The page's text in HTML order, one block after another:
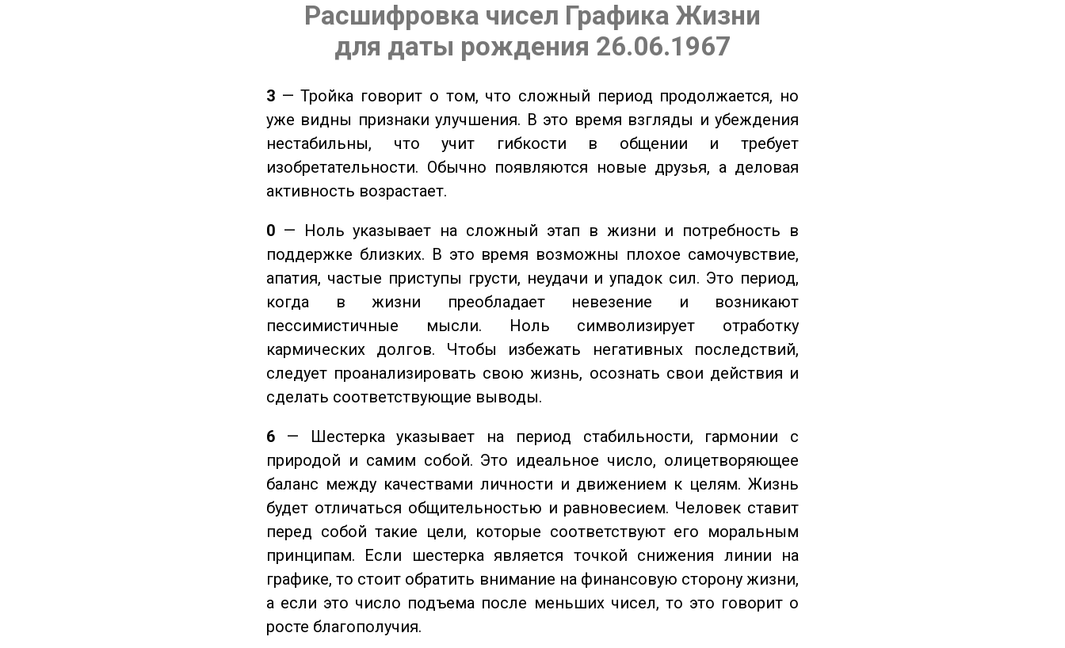
Расшифровка чисел Графика Жизни
для даты рождения 26.06.1967
3 — Тройка говорит о том, что сложный период продолжается, но
уже видны признаки улучшения. В это время взгляды и убеждения
нестабильны, что учит гибкости в общении и требует
изобретательности. Обычно появляются новые друзья, а деловая
активность возрастает.
0 — Ноль указывает на сложный этап в жизни и потребность в
поддержке близких. В это время возможны плохое самочувствие,
апатия, частые приступы грусти, неудачи и упадок сил. Это период,
когда в жизни преобладает невезение и возникают
пессимистичные мысли. Ноль символизирует отработку
кармических долгов. Чтобы избежать негативных последствий,
следует проанализировать свою жизнь, осознать свои действия и
сделать соответствующие выводы.
6 — Шестерка указывает на период стабильности, гармонии с
природой и самим собой. Это идеальное число, олицетворяющее
баланс между качествами личности и движением к целям. Жизнь
будет отличаться общительностью и равновесием. Человек ставит
перед собой такие цели, которые соответствуют его моральным
принципам. Если шестерка является точкой снижения линии на
графике, то стоит обратить внимание на финансовую сторону жизни,
а если это число подъема после меньших чисел, то это говорит о
росте благополучия.